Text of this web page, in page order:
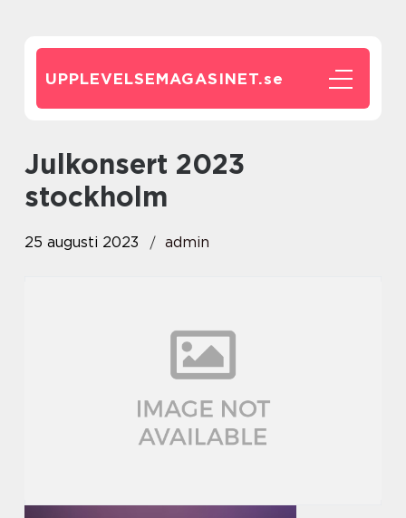
UPPLEVELSEMAGASINET.se
julkonsert 2023
stockholm
25 augusti 2023 admin